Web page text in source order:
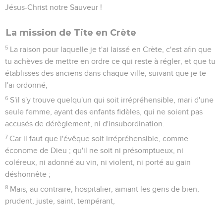
Jésus-Christ notre Sauveur !
La mission de Tite en Crète
5 La raison pour laquelle je t'ai laissé en Crète, c'est afin que
tu achèves de mettre en ordre ce qui reste à régler, et que tu
établisses des anciens dans chaque ville, suivant que je te
l'ai ordonné,
6 S'il s'y trouve quelqu'un qui soit irrépréhensible, mari d'une
seule femme, ayant des enfants fidèles, qui ne soient pas
accusés de dérèglement, ni d'insubordination.
7 Car il faut que l'évêque soit irrépréhensible, comme
économe de Dieu ; qu'il ne soit ni présomptueux, ni
coléreux, ni adonné au vin, ni violent, ni porté au gain
déshonnête ;
8 Mais, au contraire, hospitalier, aimant les gens de bien,
prudent, juste, saint, tempérant,